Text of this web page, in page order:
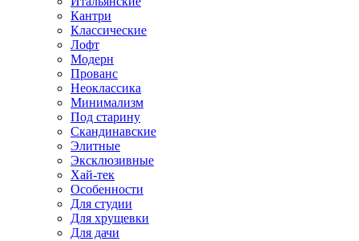
Кантри
Классические
Лофт
Модерн
Прованс
Неоклассика
Минимализм
Под старину
Скандинавские
Элитные
Эксклюзивные
Хай-тек
Особенности
Для студии
Для хрущевки
Для дачи